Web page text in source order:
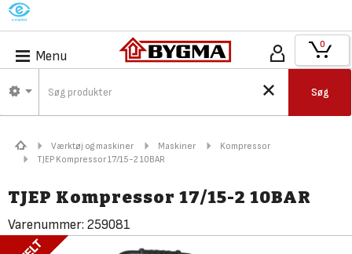
M
Menu
Søg
0
Værktøj og maskiner Maskiner
Kompressor
TJEP Kompressor 17/15-2 10BAR
TJEP Kompressor 17/15-2 10BAR
Varenummer: 259081